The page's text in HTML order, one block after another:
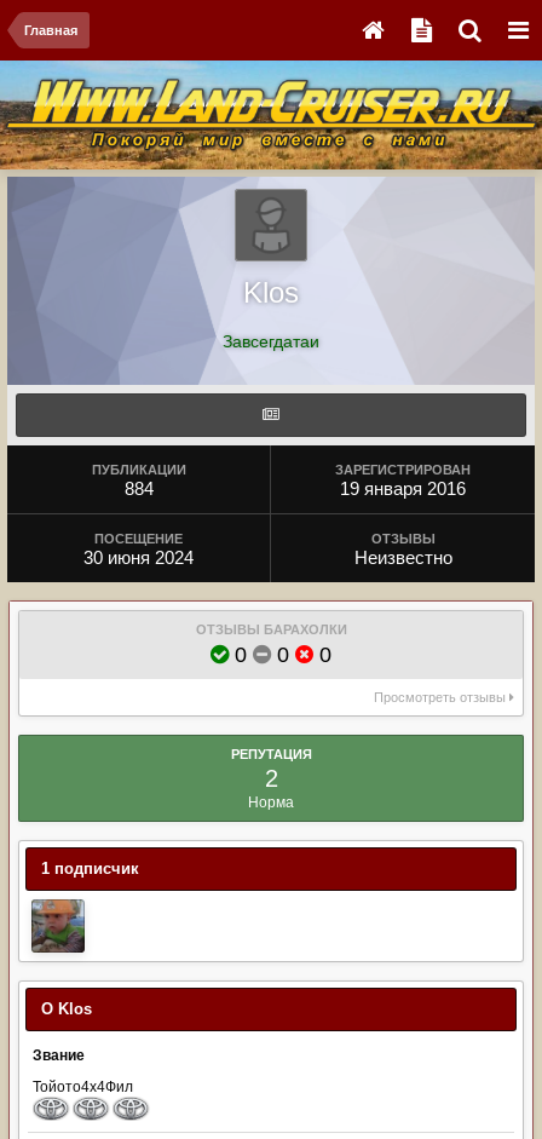
Главная
Klos
Завсегдатаи
ПУБЛИКАЦИИ
884
ЗАРЕГИСТРИРОВАН
19 января 2016
ПОСЕЩЕНИЕ
30 июня 2024
ОТЗЫВЫ
Неизвестно
ОТЗЫВЫ БАРАХОЛКИ
0 0 0
Просмотреть отзывы
РЕПУТАЦИЯ
2
Норма
1 подписчик
О Klos
Звание
Тойото4х4Фил